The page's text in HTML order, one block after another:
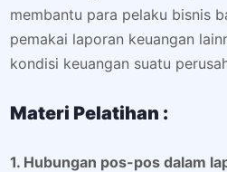
membantu para pelaku bisnis
pemakai laporan keuangan
kondisi keuangan suatu
Materi Pelatihan :
1. Hubungan pos-pos dalam